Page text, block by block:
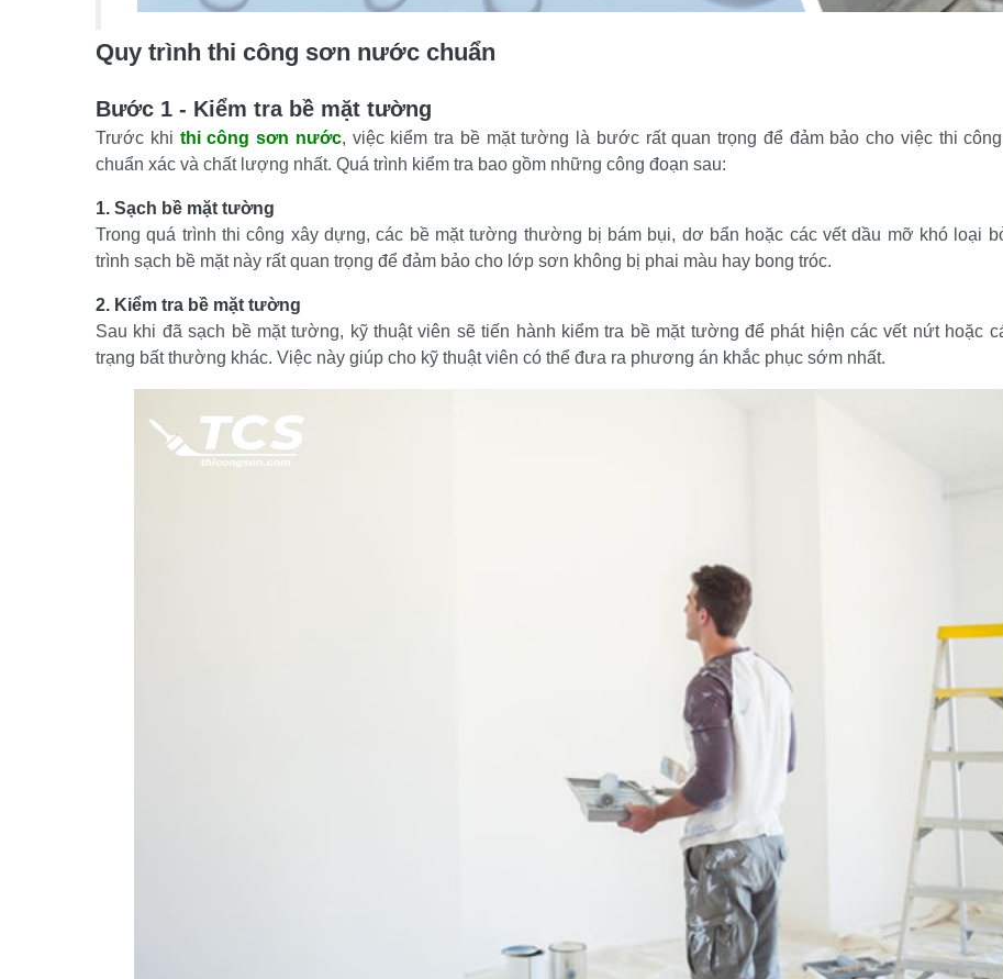
Quy trình thi công sơn nước chuẩn
Bước 1 - Kiểm tra bề mặt tường
Trước khi thi công sơn nước, việc kiểm tra bề mặt tường là bước rất quan trọng để đảm bảo cho việc thi
chuẩn xác và chất lượng nhất. Quá trình kiểm tra bao gồm những công đoạn sau:
1. Sạch bề mặt tường
Trong quá trình thi công xây dựng, các bề mặt tường thường bị bám bụi, dơ bẩn hoặc các vết dầu mỡ khó loại
trình sạch bề mặt này rất quan trọng để đảm bảo cho lớp sơn không bị phai màu hay bong tróc.
2. Kiểm tra bề mặt tường
Sau khi đã sạch bề mặt tường, kỹ thuật viên sẽ tiến hành kiểm tra bề mặt tường để phát hiện các vết nứt hoặc
trạng bất thường khác. Việc này giúp cho kỹ thuật viên có thể đưa ra phương án khắc phục sớm nhất.